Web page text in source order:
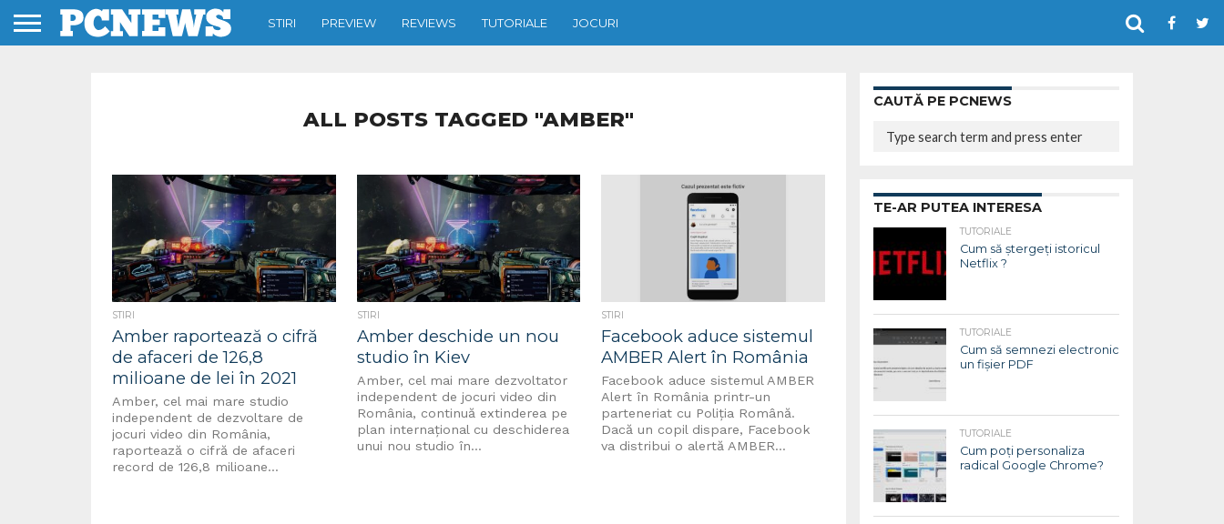
STIRI PREVIEW REVIEWS TUTORIALE JOCURI
ALL POSTS TAGGED "AMBER"
STIRI
Amber raportează o cifră
de afaceri de 126,8
milioane de lei în 2021
Amber, cel mai mare studio
independent de dezvoltare de
jocuri video din România,
raportează o cifră de afaceri
record de 126,8 milioane...
STIRI
Amber deschide un nou
studio în Kiev
Amber, cel mai mare dezvoltator
independent de jocuri video din
România, continuă extinderea pe
plan internațional cu deschiderea
unui nou studio în...
STIRI
Facebook aduce sistemul
AMBER Alert în România
Facebook aduce sistemul AMBER
Alert în România printr-un
parteneriat cu Poliția Română.
Dacă un copil dispare, Facebook
va distribui o alertă AMBER...
CAUTĂ PE PCNEWS
TE-AR PUTEA INTERESA
TUTORIALE
Cum să ștergeți istoricul
Netflix ?
TUTORIALE
Cum să semnezi electronic
un fișier PDF
TUTORIALE
Cum poți personaliza
radical Google Chrome?